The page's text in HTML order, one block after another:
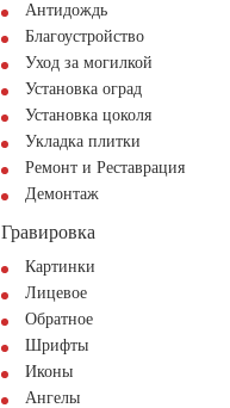
Антидождь
Благоустройство
Уход за могилкой
Установка оград
Установка цоколя
Укладка плитки
Ремонт и Реставрация
Демонтаж
Гравировка
Картинки
Лицевое
Обратное
Шрифты
Иконы
Ангелы